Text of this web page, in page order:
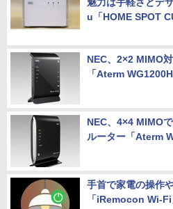
u「HOME SPOT
NEC、2×2 MIMO
「Aterm
NEC、4×4 MIMO
ルーター「Aterm
手首で家電の操作
「iRemocon Wi-